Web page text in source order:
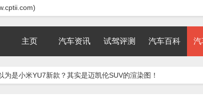
主页 汽车资讯 试驾评测 汽车百科 汽
为是小米YU7新款？其实是迈凯伦SUV的渲染图！